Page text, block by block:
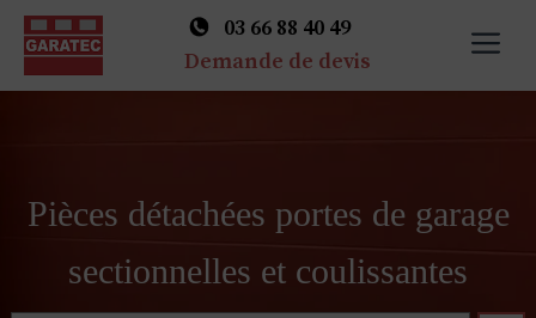
03 66 88 40 49
Demande de devis
Pièces détachées portes de garage
sectionnelles et coulissantes